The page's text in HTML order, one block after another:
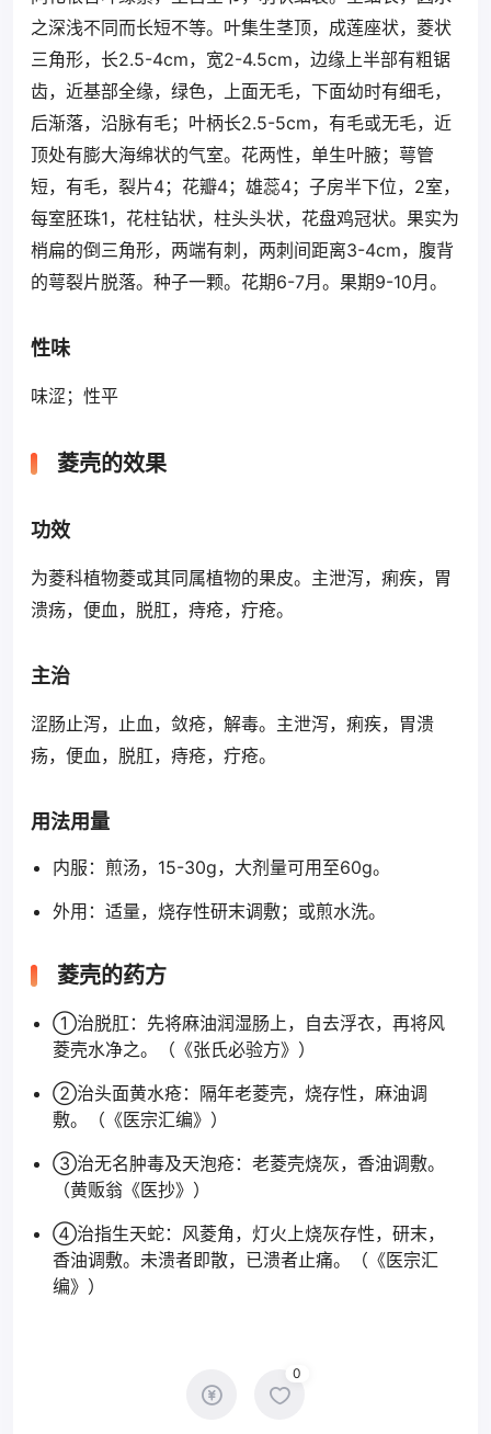
之深浅不同而长短不等。叶集生茎顶，成莲座状，菱状
三角形，长2.5-4cm，宽2-4.5cm，边缘上半部有粗锯
齿，近基部全缘，绿色，上面无毛，下面幼时有细毛，
后渐落，沿脉有毛；叶柄长2.5-5cm，有毛或无毛，近
顶处有膨大海绵状的气室。花两性，单生叶腋；萼管
短，有毛，裂片4；花瓣4；雄蕊4；子房半下位，2室，
每室胚珠1，花柱钻状，柱头头状，花盘鸡冠状。果实为
梢扁的倒三角形，两端有刺，两刺间距离3-4cm，腹背
的萼裂片脱落。种子一颗。花期6-7月。果期9-10月。
性味
味涩；性平
菱壳的效果
功效
为菱科植物菱或其同属植物的果皮。主泄泻，痢疾，胃
溃疡，便血，脱肛，痔疮，疔疮。
主治
涩肠止泻，止血，敛疮，解毒。主泄泻，痢疾，胃溃
疡，便血，脱肛，痔疮，疔疮。
用法用量
内服：煎汤，15-30g，大剂量可用至60g。
外用：适量，烧存性研末调敷；或煎水洗。
菱壳的药方
①治脱肛：先将麻油润湿肠上，自去浮衣，再将风
菱壳水净之。（《张氏必验方》）
②治头面黄水疮：隔年老菱壳，烧存性，麻油调
敷。（《医宗汇编》）
③治无名肿毒及天泡疮：老菱壳烧灰，香油调敷。
（黄贩翁《医抄》）
④治指生天蛇：风菱角，灯火上烧灰存性，研末，
香油调敷。未溃者即散，已溃者止痛。（《医宗汇
编》）
0